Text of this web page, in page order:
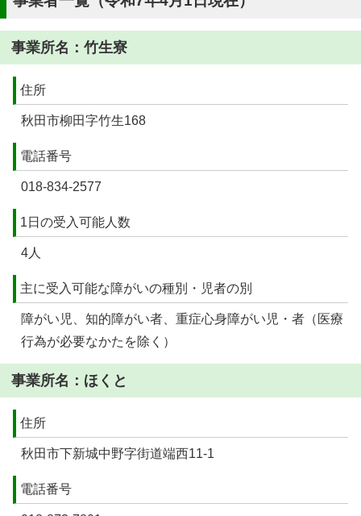
事業所名：竹生寮
住所
秋田市柳田字竹生168
電話番号
018-834-2577
1日の受入可能人数
4人
主に受入可能な障がいの種別・児者の別
障がい児、知的障がい者、重症心身障がい児・者（医療
行為が必要なかたを除く）
事業所名：ほくと
住所
秋田市下新城中野字街道端西11-1
電話番号